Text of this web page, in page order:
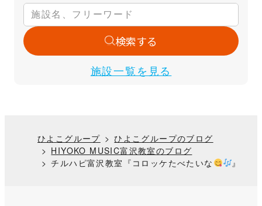
施設一覧を見る
検索する
ひよこグループ
ひよこグループのブログ
HIYOKO MUSIC富沢教室のブログ
チルハピ富沢教室『コロッケたべたいな
』